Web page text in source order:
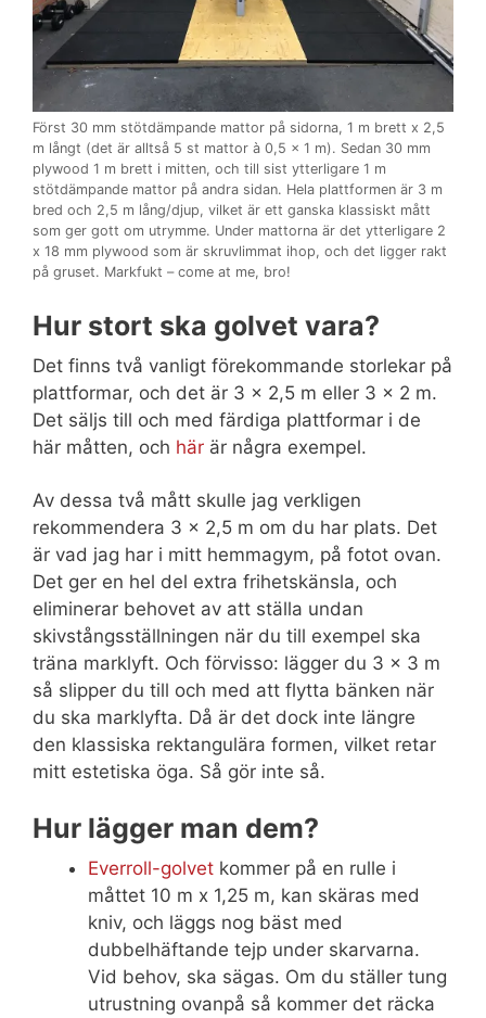
Först 30 mm stötdämpande mattor på sidorna, 1 m brett x 2,5
m långt (det är alltså 5 st mattor à 0,5 x 1 m). Sedan 30 mm
plywood 1 m brett i mitten, och till sist ytterligare 1 m
stötdämpande mattor på andra sidan. Hela plattformen är 3 m
bred och 2,5 m lång/djup, vilket är ett ganska klassiskt mått
som ger gott om utrymme. Under mattorna är det ytterligare 2
x 18 mm plywood som är skruvlimmat ihop, och det ligger rakt
på gruset. Markfukt – come at me, bro!
Hur stort ska golvet vara?
Det finns två vanligt förekommande storlekar på
plattformar, och det är 3 x 2,5 m eller 3 x 2 m.
Det säljs till och med färdiga plattformar i de
här måtten, och här är några exempel.
Av dessa två mått skulle jag verkligen
rekommendera 3 x 2,5 m om du har plats. Det
är vad jag har i mitt hemmagym, på fotot ovan.
Det ger en hel del extra frihetskänsla, och
eliminerar behovet av att ställa undan
skivstångsställningen när du till exempel ska
träna marklyft. Och förvisso: lägger du 3 x 3 m
så slipper du till och med att flytta bänken när
du ska marklyfta. Då är det dock inte längre
den klassiska rektangulära formen, vilket retar
mitt estetiska öga. Så gör inte så.
Hur lägger man dem?
Everroll-golvet kommer på en rulle i
måttet 10 m x 1,25 m, kan skäras med
kniv, och läggs nog bäst med
dubbelhäftande tejp under skarvarna.
Vid behov, ska sägas. Om du ställer tung
utrustning ovanpå så kommer det räcka